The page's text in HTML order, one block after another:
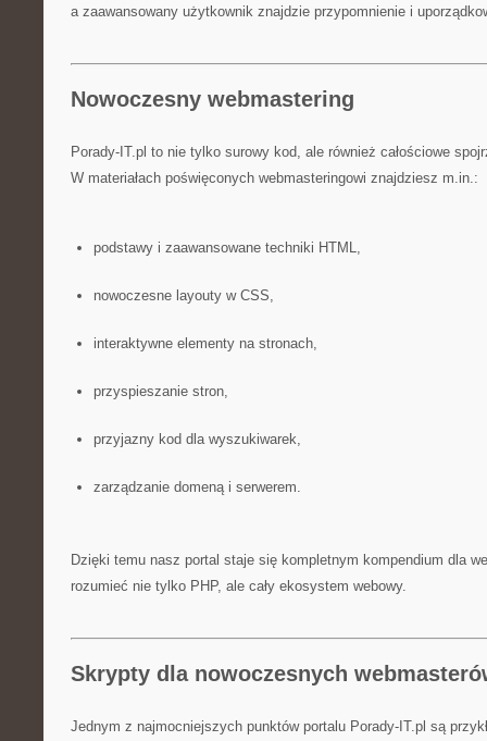
a zaawansowany użytkownik znajdzie przypomnienie i
Nowoczesny webmastering
Porady-IT.pl to nie tylko surowy kod, ale również całościowe
W materiałach poświęconych webmasteringowi znajdziesz m.in.:
podstawy i zaawansowane techniki HTML,
nowoczesne layouty w CSS,
interaktywne elementy na stronach,
przyspieszanie stron,
przyjazny kod dla wyszukiwarek,
zarządzanie domeną i serwerem.
Dzięki temu nasz portal staje się kompletnym kompendium dla
rozumieć nie tylko PHP, ale cały ekosystem webowy.
Skrypty dla nowoczesnych
Jednym z najmocniejszych punktów portalu Porady-IT.pl są